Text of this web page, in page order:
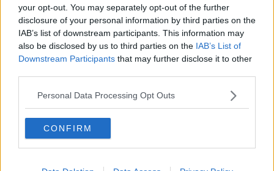
your opt-out. You may separately opt-out of the further
disclosure of your personal information by third parties on the
IAB’s list of downstream participants. This information may
also be disclosed by us to third parties on the IAB’s List of
Downstream Participants that may further disclose it to other
Personal Data Processing Opt Outs
CONFIRM
Le indagini dei Carabinieri hanno consentito di attribuire ai tre
extracomunitari la responsabilità,complessivamente di ben 10
furti, di cui 4 in Arezzo, presso aree di servizio, 3 in Monterchi,
in un’area di servizio, un bar e una abitazione, uno in Sansepolcro ,
presso un bar, uno in Anghiari, in un bar e uno presso una
carrozzeria in Bellaria-Igea Marina (RN), commessi nell’ultima
settimana.
I carabinieri hanno fermato l’indiziato, un giovane in Bellaria - Igea
Marinaera senza fissa dimora, nullafacente e, sentendosi
origine, nonostante fosse sottoposto
all’obbligo di firma presso